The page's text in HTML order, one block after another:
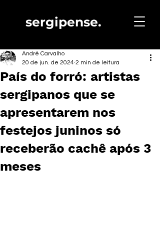
sergipense.
País do forró: artistas
sergipanos que se
apresentarem nos
festejos juninos só
receberão cachê após 3
meses
André Carvalho
20 de jun. de 2024 2 min de leitura